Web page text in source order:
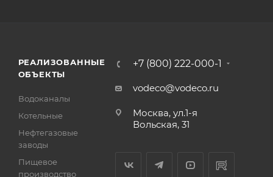
РЕАЛИЗОВАННЫЕ
ОБЪЕКТЫ
Водоканалы
Котельные
Нефтегазовые
заводы
Пищевое
производство
+7 (800) 222-000-1
vodeco@vodeco.ru
Москва, ул.1-я
Вольская, 31